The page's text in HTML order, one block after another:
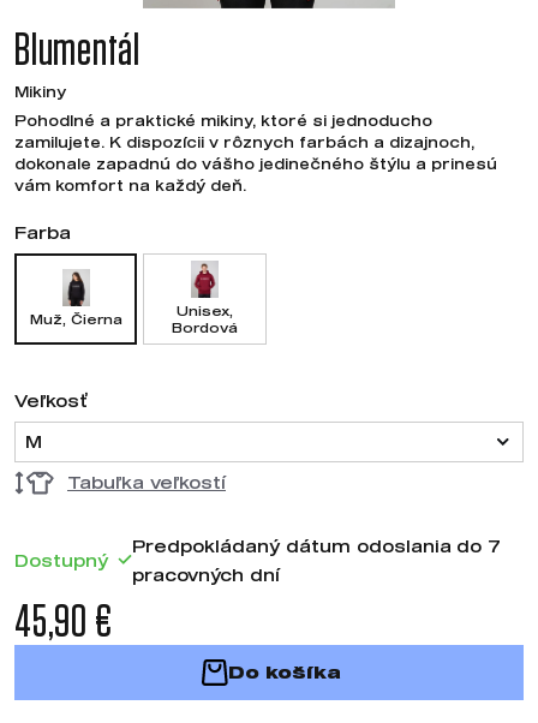
Blumentál
Mikiny
Pohodlné a praktické mikiny, ktoré si jednoducho
zamilujete. K dispozícii v rôznych farbách a dizajnoch,
dokonale zapadnú do vášho jedinečného štýlu a prinesú
vám komfort na každý deň.
Farba
Muž, Čierna
Unisex,
Bordová
Veľkosť
M
Tabuľka veľkostí
Dostupný
Predpokládaný dátum odoslania do 7
pracovných dní
45,90 €
Do košíka